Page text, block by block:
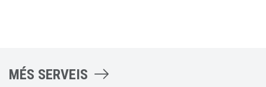
MÉS SERVEIS